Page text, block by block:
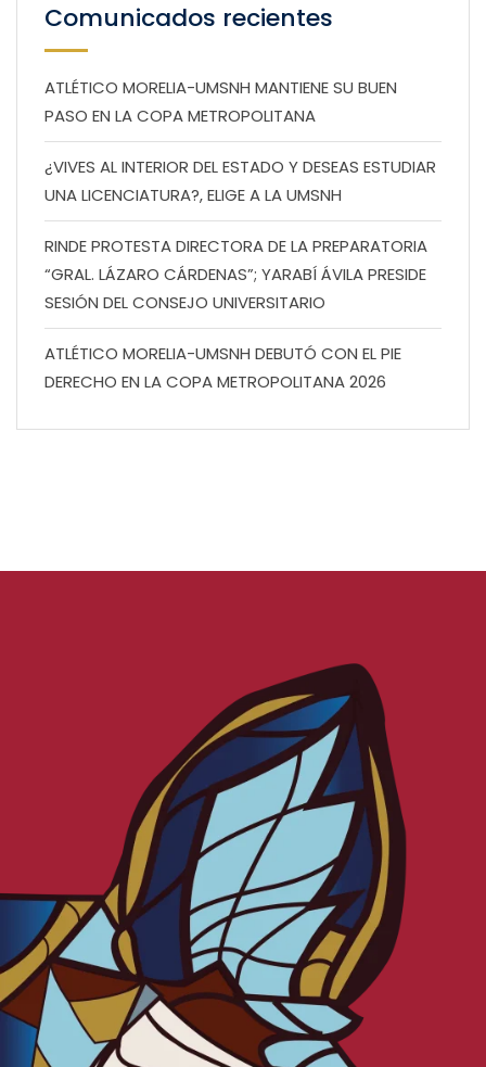
Comunicados recientes
ATLÉTICO MORELIA-UMSNH MANTIENE SU BUEN
PASO EN LA COPA METROPOLITANA
¿VIVES AL INTERIOR DEL ESTADO Y DESEAS ESTUDIAR
UNA LICENCIATURA?, ELIGE A LA UMSNH
RINDE PROTESTA DIRECTORA DE LA PREPARATORIA
“GRAL. LÁZARO CÁRDENAS”; YARABÍ ÁVILA PRESIDE
SESIÓN DEL CONSEJO UNIVERSITARIO
ATLÉTICO MORELIA-UMSNH DEBUTÓ CON EL PIE
DERECHO EN LA COPA METROPOLITANA 2026